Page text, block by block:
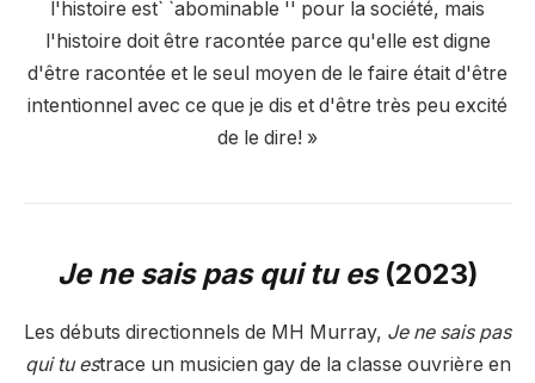
l'histoire est` `abominable '' pour la société, mais
l'histoire doit être racontée parce qu'elle est digne
d'être racontée et le seul moyen de le faire était d'être
intentionnel avec ce que je dis et d'être très peu excité
de le dire! »
Je ne sais pas qui tu es (2023)
Les débuts directionnels de MH Murray, Je ne sais pas
qui tu estrace un musicien gay de la classe ouvrière en